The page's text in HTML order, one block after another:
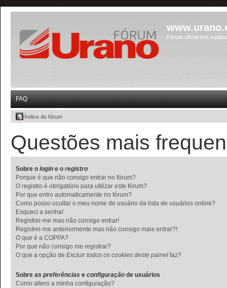
Fórum oficial dos
FAQ
Índice do fórum
Questões mais
Sobre o login e o registro
Porque é que não consigo entrar no fórum?
O registro é obrigatório para utilizar este fórum?
Por que entro automaticamente no fórum?
Como posso ocultar o meu nome de usuário da lista de usuários online?
Esqueci a senha!
Registrei-me mas não consigo entrar!
Registrei-me anteriormente mas não consigo mais entrar?!
O que é a COPPA?
Por que não consigo me registrar?
O que a opção de Excluir todos os cookies deste painel faz?
Sobre as preferências e configuração de usuários
Como altero a minha configuração?